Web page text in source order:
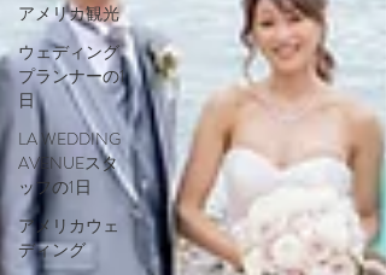
アメリカ観光
ウェディング
プランナーの1
日
LA WEDDING
AVENUEスタ
ッフの1日
アメリカウェ
ディング